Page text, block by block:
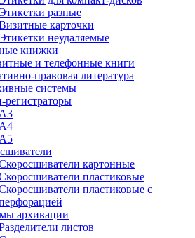
разные
карточки
неудаляемые
книжки
и телефонные книги
правовая литература
системы
регистраторы
А3
А4
А5
картонные
пластиковые
пластиковые с
архивации
листов